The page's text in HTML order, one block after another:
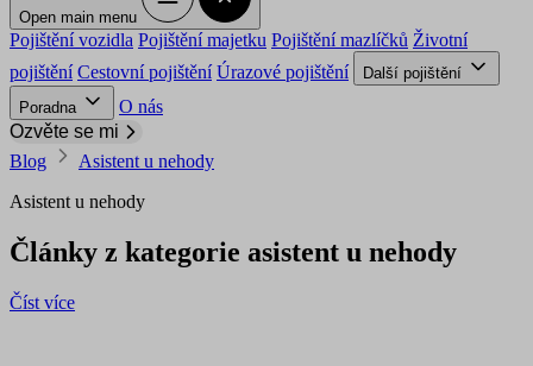
Open main menu
Pojištění vozidla Pojištění majetku Pojištění mazlíčků Životní
pojištění Cestovní pojištění Úrazové pojištění
Další pojištění
Poradna
O nás
Ozvěte se mi
Blog
Asistent u nehody
Asistent u nehody
Články z kategorie asistent u nehody
Číst více